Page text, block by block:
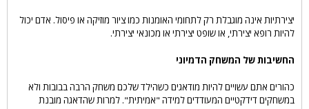
יצירתיות אינה מוגבלת רק לתחומי האומנות כמו ציור מוזיקה או פיסול. אדם יכול
להיות רופא יצירתי, או שופט יצירתי או מכונאי יצירתי.
החשיבות של המשחק הדמיוני
כהורים אתם עשויים להיות מודאגים כשהילד שלכם משחק הרבה בבובות ולא
במשחקים דידקטיים המעודדים למידה "אמיתית". למרות שהדאגה מובנת